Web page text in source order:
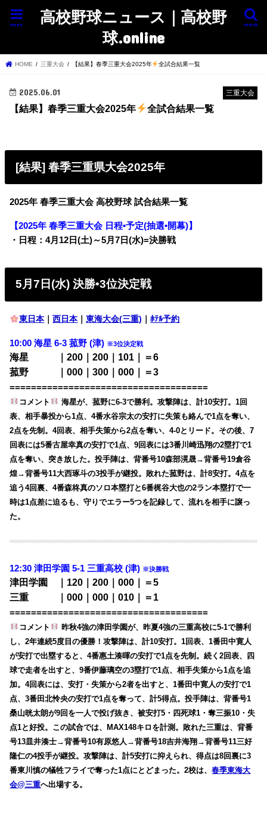
高校野球ニュース｜高校野
球.online
search
menu
HOME 三重大会 【結果】春季三重大会2025年 全試合結果一覧
三重大会
2025.06.01
【結果】春季三重大会2025年 全試合結果一覧
[結果] 春季三重県大会2025年
2025年 春季三重大会 高校野球 試合結果一覧
【2025年 春季三重大会 日程•予定(抽選•開幕)】
・日程：4月12日(土)～5月7日(水)=決勝戦
5月7日(水) 決勝•3位決定戦
東日本｜西日本｜東海大会(三重) ｜ﾎﾃﾙ予約
10:00 海星 6-3 菰野 (津) ※3位決定戦
海星 ｜200｜200｜101｜＝6
菰野 ｜000｜300｜000｜＝3
=====================================
コメント
海星が、菰野に6-3で勝利。攻撃陣は、計10安打。1回
表、相手暴投から1点、4番水谷宗太の安打に失策も絡んで1点を奪い、
2点を先制。4回表、相手失策から2点を奪い、4-0とリード。その後、7
回表には5番古屋幸真の安打で1点、9回表には3番川崎迅翔の2塁打で1
点を奪い、突き放した。投手陣は、背番号10森部滉晟→背番号19倉谷
煌→背番号11大西琢斗の3投手が継投。敗れた菰野は、計8安打。4点を
追う4回裏、4番森柊真のソロ本塁打と6番梶谷大也の2ラン本塁打で一
時は1点差に迫るも、守りでエラー5つを記録して、流れを相手に譲っ
た。
12:30 津田学園 5-1 三重高校 (津) ※決勝戦
津田学園 ｜120｜200｜000｜＝5
三重 ｜000｜000｜010｜＝1
=====================================
コメント
昨秋4強の津田学園が、昨夏4強の三重高校に5-1で勝利
し、2年連続5度目の優勝！攻撃陣は、計10安打。1回表、1番田中寛人
が安打で出塁すると、4番惠土湊暉の安打で1点を先制。続く2回表、四
球で走者を出すと、9番伊藤璃空の3塁打で1点、相手失策から1点を追
加。4回表には、安打・失策から2者を出すと、1番田中寛人の安打で1
点、3番田北怜央の安打で1点を奪って、計5得点。投手陣は、背番号1
桑山晄太朗が9回を一人で投げ抜き、被安打5・四死球1・奪三振10・失
点1と好投。この試合では、MAX148キロを計測。敗れた三重は、背番
号13皿井湊士→背番号10有原悠人→背番号18吉井海翔→背番号11三好
隆仁の4投手が継投。攻撃陣は、計5安打に抑えられ、得点は8回裏に3
番東川慎の犠牲フライで奪った1点にとどまった。2校は、春季東海大
会@三重へ出場する。